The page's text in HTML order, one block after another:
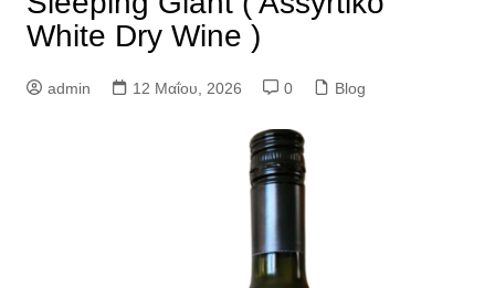
White Dry Wine )
admin 12 Μαΐου, 2026 0 Blog